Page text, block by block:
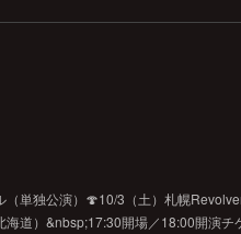
単独公演）🍄10/3（土）札幌
道）&nbsp;17:30開場／18:00開演